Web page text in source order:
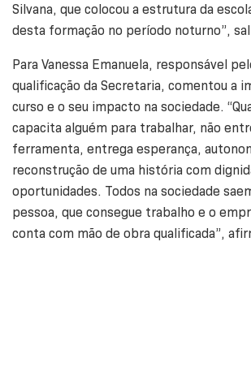
Silvana, que colocou a estrutura da
desta formação no período noturno”,
Para Vanessa Emanuela, responsável
qualificação da Secretaria, comentou a
curso e o seu impacto na sociedade.
capacita alguém para trabalhar, não
ferramenta, entrega esperança,
reconstrução de uma história com
oportunidades. Todos na sociedade
pessoa, que consegue trabalho e o
conta com mão de obra qualificada”,